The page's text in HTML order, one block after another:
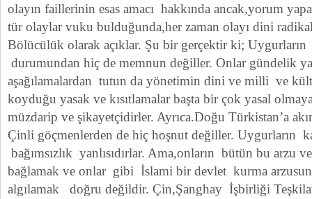
olayın faillerinin esas amacı hakkında ancak,yorum
tür olaylar vuku bulduğunda,her zaman olayı dini
Bölücülük olarak açıklar. Şu bir gerçektir ki;
durumundan hiç de memnun değiller. Onlar gündelik
aşağılamalardan tutun da yönetimin dini ve milli ve
koyduğu yasak ve kısıtlamalar başta bir çok yasal
müzdarip ve şikayetçidirler. Ayrıca.Doğu Türkistan’a
Çinli göçmenlerden de hiç hoşnut değiller. Uygurların
bağımsızlık yanlısıdırlar. Ama,onların bütün bu arzu
bağlamak ve onlar gibi İslami bir devlet kurma
algılamak doğru değildir. Çin,Şanghay İşbirliği